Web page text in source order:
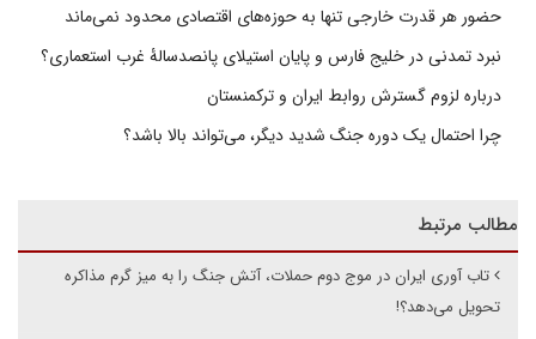
حضور هر قدرت خارجی تنها به حوزه‌های اقتصادی محدود نمی‌ماند
نبرد تمدنی در خلیج فارس و پایان استیلای پانصدسالۀ غرب استعماری؟
درباره لزوم گسترش روابط ایران و ترکمنستان
چرا احتمال یک دوره جنگ شدید دیگر، می‌تواند بالا باشد؟
مطالب مرتبط
تاب آوری ایران در موج دوم حملات، آتش جنگ را به میز گرم مذاکره
تحویل می‌دهد؟!